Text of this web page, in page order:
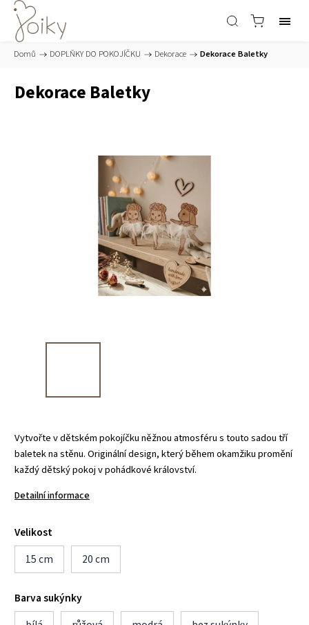
Domů / DOPLŇKY DO POKOJÍČKU / Dekorace / Dekorace Baletky
Dekorace Baletky
Vytvořte v dětském pokojíčku něžnou atmosféru s touto sadou tří
baletek na stěnu. Originální design, který během okamžiku promění
každý dětský pokoj v pohádkové království.
Detailní informace
Velikost
15 cm
20 cm
Barva sukýnky